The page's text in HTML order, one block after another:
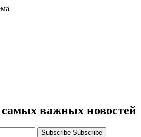
самых важных новостей
Subscribe Subscribe